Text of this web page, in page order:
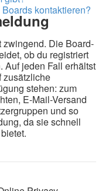
kontaktieren?
Die Board-
ob du registriert
Auf jeden Fall erhältst
zusätzliche
stehen: zum
E-Mail-Versand
und so
da sie schnell